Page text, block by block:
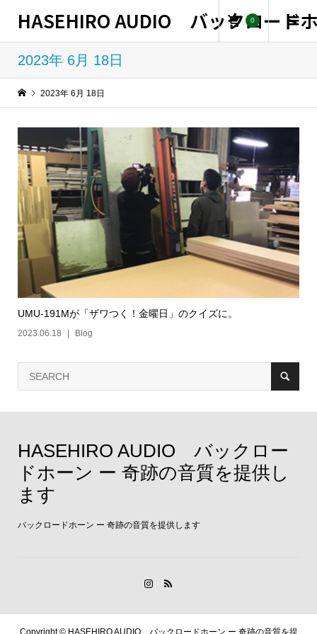
HASEHIRO AUDIO バックロード
0
2023年 6月 18日
2023年 6月 18日
UMU-191Mが「ザワつく！金曜日」のクイズに。
2023.06.18 Blog
HASEHIRO AUDIO バックロー
ドホーン ー 奇跡の音質を提供し
ます
バックロードホーン ー 奇跡の音質を提供します
Copyright ©HASEHIRO AUDIO バックロードホーン ー 奇跡の音質を提